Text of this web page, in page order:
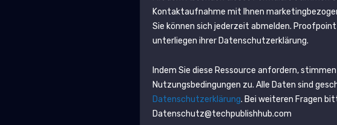
Kontaktaufnahme mit Ihnen
Sie können sich jederzeit abmelden. Proofpoint
unterliegen ihrer Datenschutzerklärung.
Indem Sie diese Ressource anfordern,
Nutzungsbedingungen zu. Alle Daten sind
Datenschutzerklärung. Bei weiteren Fragen
Datenschutz@techpublishhub.com